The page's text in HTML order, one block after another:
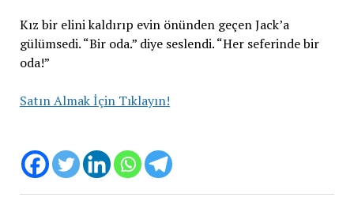
Kız bir elini kaldırıp evin önünden geçen Jack’a
gülümsedi. “Bir oda.” diye seslendi. “Her seferinde bir
oda!”
Satın Almak İçin Tıklayın!